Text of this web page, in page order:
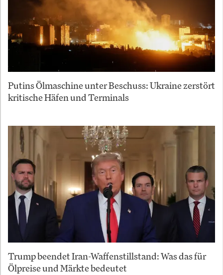
Putins Ölmaschine unter Beschuss: Ukraine zerstört
kritische Häfen und Terminals
Trump beendet Iran-Waffenstillstand: Was das für
Ölpreise und Märkte bedeutet